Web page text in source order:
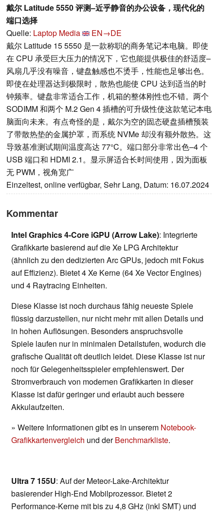
戴尔 Latitude 5550 评测–近乎静音的办公设备，现代化的
端口选择
Quelle: Laptop Media
EN→DE
戴尔 Latitude 15 5550 是一款称职的商务笔记本电脑。即使
在 CPU 承受巨大压力的情况下，它也能提供极佳的舒适度–
风扇几乎没有噪音，键盘触感也不烫手，性能也足够出色。
即使在处理器达到极限时，散热也能使 CPU 达到适当的时
钟频率。键盘非常适合工作，机箱的整体刚性也不错。两个
SODIMM 和两个 M.2 Gen 4 插槽的可升级性使这款笔记本电
脑面向未来。有点奇怪的是，戴尔为空的固态硬盘插槽预装
了带散热垫的金属护罩，而系统 NVMe 却没有额外散热。这
导致基准测试期间温度高达 77°C。端口部分非常出色–4 个
USB 端口和 HDMI 2.1。显示屏适合长时间使用，因为面板
无 PWM，视角宽广
Einzeltest, online verfügbar, Sehr Lang, Datum: 16.07.2024
Kommentar
Intel Graphics 4-Core iGPU (Arrow Lake): Integrierte
Grafikkarte basierend auf die Xe LPG Architektur
(ähnlich zu den dedizierten Arc GPUs, jedoch mit Fokus
auf Effizienz). Bietet 4 Xe Kerne (64 Xe Vector Engines)
und 4 Raytracing Einheiten.
Diese Klasse ist noch durchaus fähig neueste Spiele
flüssig darzustellen, nur nicht mehr mit allen Details und
in hohen Auflösungen. Besonders anspruchsvolle
Spiele laufen nur in minimalen Detailstufen, wodurch die
grafische Qualität oft deutlich leidet. Diese Klasse ist nur
noch für Gelegenheitsspieler empfehlenswert. Der
Stromverbrauch von modernen Grafikkarten in dieser
Klasse ist dafür geringer und erlaubt auch bessere
Akkulaufzeiten.
» Weitere Informationen gibt es in unserem Notebook-
Grafikkartenvergleich und derBenchmarkliste.
Ultra 7 155U: Auf der Meteor-Lake-Architektur
basierender High-End Mobilprozessor. Bietet 2
Performance-Kerne mit bis zu 4,8 GHz (inkl SMT) und